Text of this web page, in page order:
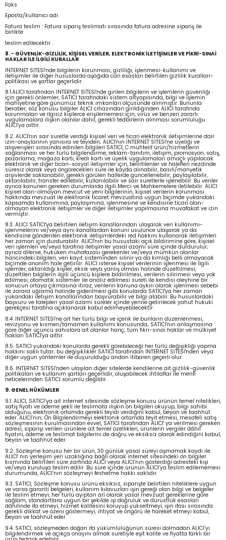
Faks
Eposta/kullanıcı adı
Fatura teslim : Fatura sipariş teslimatı sırasında fatura adresine sipariş ile
birlikte
teslim edilecektir.
8. - GÜVENLİK-GİZLİLİK, KİŞİSEL VERİLER, ELEKTRONİK İLETİŞİMLER VE FİKRİ-SINAİ
HAKLAR İLE İLGİLİ KURALLAR
INTERNET SİTESİ'nde bilgilerin korunması, gizliliği, işlenmesi-kullanımı ve
iletişimler ile diğer hususlarda aşağıda cari esasları belirtilen gizlilik kuralları-
politikası ve şartlar geçerlidir.
8.1.ALICI tarafından İNTERNET SİTESİ'nde girilen bilgilerin ve işlemlerin güvenliği
için gerekli önlemler, SATICI tarafındaki sistem altyapısında, bilgi ve işlemin
mahiyetine göre günümüz teknik imkanları ölçüsünde alınmıştır. Bununla
beraber, söz konusu bilgiler ALICI cihazından girildiğinden ALICI tarafında
korunmaları ve ilgisiz kişilerce erişilememesi için, virüs ve benzeri zararlı
uygulamalara ilişkin olanlar dahil, gerekli tedbirlerin alınması sorumluluğu
ALICI'ya aittir.
8.2. ALICI'nın sair suretle verdiği kişisel veri ve ticari elektronik iletişimlerine dair
izin-onaylarının yanısıra ve teyiden; ALICI'nın İNTERNET SİTESİ'ne üyeliği ve
alışverişleri sırasında edinilen bilgileri SATICI, C muhtelif ürün/hizmetlerin
sağlanması ve her türlü bilgilendirme, reklam-tanıtım, iletişim, promosyon, satış,
pazarlama, mağaza kartı, kredi kartı ve üyelik uygulamaları amaçlı yapılacak
elektronik ve diğer ticari-sosyal iletişimler için, belirtilenler ve halefleri nezdinde
süresiz olarak veya öngörecekleri süre ile kayda alınabilir, basılı/manyetik
arşivlerde saklanabilir, gerekli görülen hallerde güncellenebilir, paylaşılabilir,
aktarılabilir, transfer edilebilir, kullanılabilir ve sair suretlerle işlenebilir. Bu veriler
ayrıca kanunen gereken durumlarda ilgili Merci ve Mahkemelere iletilebilir. ALICI
kişisel olan-olmayan mevcut ve yeni bilgilerinin, kişisel verilerin korunması
hakkında mevzuat ile elektronik ticaret mevzuatına uygun biçimde yukarıdaki
kapsamda kullanımına, paylaşımına, işlenmesine ve kendisine ticari olan-
olmayan elektronik iletişimler ve diğer iletişimler yapılmasına muvafakat ve izin
vermiştir.
8.3. ALICI SATICI'ya belirtilen iletişim kanallarından ulaşarak veri kullanımı-
işlenmelerini ve/veya aynı kanallardan kanuni usulünce ulaşarak ya da
kendisine gönderilen elektronik iletişimlerdeki red hakkını kullanarak iletişimleri
her zaman için durdurabilir. ALICI'nın bu husustaki açık bildirimine göre, kişisel
veri işlemleri ve/veya tarafına iletişimler yasal azami süre içinde durdurulur;
ayrıca dilerse, hukuken muhafazası gerekenler ve/veya mümkün olanlar
haricindeki bilgileri, veri kayıt sisteminden silinir ya da kimliği belli olmayacak
biçimde anonim hale getirilir. ALICI isterse kişisel verilerinin işlenmesi ile ilgili
işlemler, aktarıldığı kişiler, eksik veya yanlış olması halinde düzeltilmesi,
düzeltilen bilgilerin ilgili üçüncü kişilere bildirilmesi, verilerin silinmesi veya yok
edilmesi, otomatik sistemler ile analiz edilmesi sureti ile kendisi aleyhine bir
sonucun ortaya çıkmasına itiraz, verilerin kanuna aykırı olarak işlenmesi sebebi
ile zarara uğrama halinde giderilmesi gibi konularda SATICI'ya her zaman
yukarıdaki iletişim kanallarından başvurabilir ve bilgi alabilir. Bu hususlardaki
başvuru ve talepleri yasal azami süreler içinde yerine getirilecek yahut hukuki
gerekçesi tarafına açıklanarak kabul edilmeyebilecektir.
8.4. INTERNET SİTESİ'ne ait her türlü bilgi ve içerik ile bunların düzenlenmesi,
revizyonu ve kısmen/tamamen kullanımı konusunda; SATICI'nın anlaşmasına
göre diğer üçüncü sahıslara ait olanlar hariç; tüm fikri-sınai haklar ve mülkiyet
hakları SATICI'ya aittir.
8.5. SATICI yukarıdaki konularda gerekli görebileceği her türlü değişikliği yapma
hakkını saklı tutar; bu değişiklikler SATICI tarafından INTERNET SİTESİ'nden veya
diğer uygun yöntemler ile duyurulduğu andan itibaren geçerli olur.
8.6. INTERNET SİTESİ'nden ulaşılan diğer sitelerde kendilerine ait gizlilik-güvenlik
politikaları ve kullanım şartları geçerlidir, oluşabilecek ihtilaflar ile menfi
neticelerinden SATICI sorumlu değildir.
9. GENEL HÜKÜMLER
9.1. ALICI, SATICI’ya ait internet sitesinde sözleşme konusu ürünün temel nitelikleri,
satış fiyatı ve ödeme şekli ile teslimata ilişkin ön bilgileri okuyup, bilgi sahibi
olduğunu, elektronik ortamda gerekli teyidi verdiğini kabul, beyan ve taahhüt
eder. ALICI’nın; Ön Bilgilendirmeyi elektronik ortamda teyit etmesi, mesafeli satış
sözleşmesinin kurulmasından evvel, SATICI tarafından ALICI' ya verilmesi gereken
adresi, siparişi verilen ürünlere ait temel özellikleri, ürünlerin vergiler dâhil
fiyatını, ödeme ve teslimat bilgilerini de doğru ve eksiksiz olarak edindiğini kabul,
beyan ve taahhüt eder.
9.2. Sözleşme konusu her bir ürün, 30 günlük yasal süreyi aşmamak kaydı ile
ALICI' nın yerleşim yeri uzaklığına bağlı olarak internet sitesindeki ön bilgiler
kısmında belirtilen süre zarfında ALICI veya ALICI’nın gösterdiği adresteki kişi
ve/veya kuruluşa teslim edilir. Bu süre içinde ürünün ALICI’ya teslim edilememesi
durumunda, ALICI’nın sözleşmeyi feshetme hakkı saklıdır.
9.3. SATICI, Sözleşme konusu ürünü eksiksiz, siparişte belirtilen niteliklere uygun
ve varsa garanti belgeleri, kullanım kılavuzları işin gereği olan bilgi ve belgeler
ile teslim etmeyi, her türlü ayıptan arî olarak yasal mevzuat gereklerine göre
sağlam, standartlara uygun bir şekilde işi doğruluk ve dürüstlük esasları
dâhilinde ifa etmeyi, hizmet kalitesini koruyup yükseltmeyi, işin ifası sırasında
gerekli dikkat ve özeni göstermeyi, ihtiyat ve öngörü ile hareket etmeyi kabul,
beyan ve taahhüt eder.
9.4. SATICI, sözleşmeden doğan ifa yükümlülüğünün süresi dolmadan ALICI’yı
bilgilendirmek ve açıkça onayını almak suretiyle eşit kalite ve fiyatta farklı bir